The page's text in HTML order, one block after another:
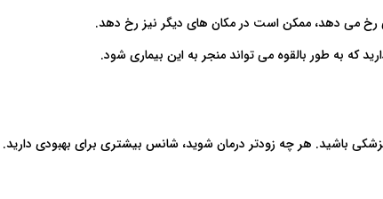
می دهد، ممکن است در مکان های دیگر نیز رخ دهد.
که به طور بالقوه می تواند منجر به این بیماری شود.
باشید. هر چه زودتر درمان شوید، شانس بیشتری برای بهبودی دارید.